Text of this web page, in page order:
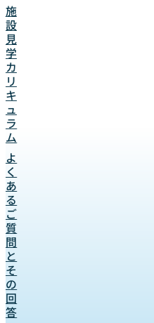
施
設
見
学
カ
リ
キ
ュ
ラ
ム
よ
く
あ
る
ご
質
問
と
そ
の
回
答